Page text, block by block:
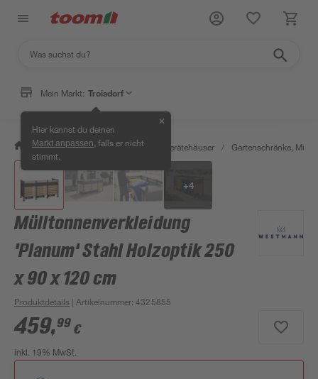
Mein Markt: Troisdorf
Hier kannst du deinen
Markt anpassen , falls er nicht
stimmt.
✕
/ Garten & Freizeit / Garten- & Gerätehäuser / Gartenschränke,
+4
Mülltonnenverkleidung
'Planum' Stahl Holzoptik 250
x 90 x 120 cm
Produktdetails | Artikelnummer:4325855
459,99 €
inkl. 19% MwSt.